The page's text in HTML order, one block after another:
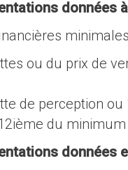
données
ou du prix de
de perception
du
données